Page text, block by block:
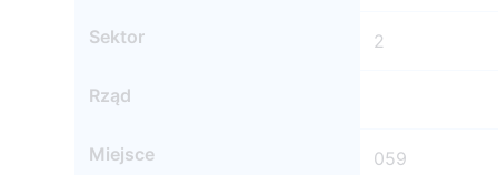
Sektor 2
Rząd
Miejsce 059